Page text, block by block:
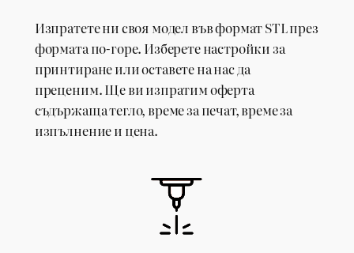
Изпратете ни своя модел във формат STL през
формата по-горе. Изберете настройки за
принтиране или оставете на нас да
преценим. Ще ви изпратим оферта
съдържаща тегло, време за печат, време за
изпълнение и цена.